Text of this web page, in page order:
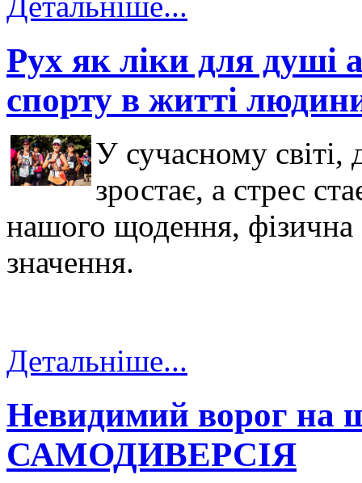
Рух як ліки для душі
спорту в житті
У сучасному світі,
зростає, а стрес
нашого щодення, фізична
значення.
Детальніше...
Невидимий ворог на
САМОДИВЕРСІЯ